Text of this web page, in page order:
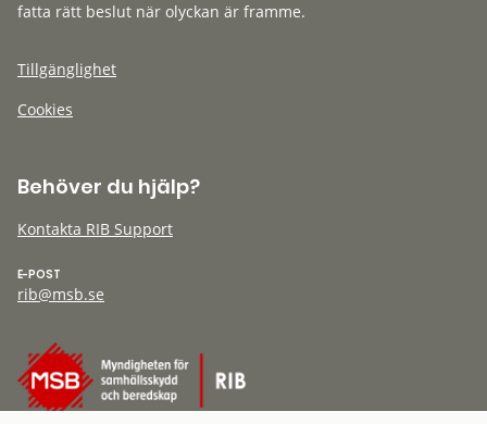
fatta rätt beslut när olyckan är framme.
Tillgänglighet
Cookies
Behöver du hjälp?
Kontakta RIB Support
E-POST
rib@msb.se